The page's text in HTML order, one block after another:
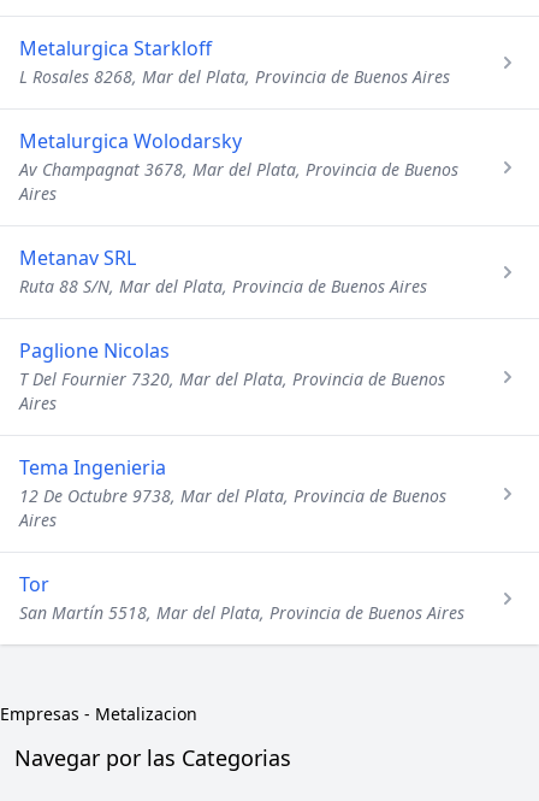
Metalurgica Starkloff
L Rosales 8268, Mar del Plata, Provincia de Buenos Aires
Metalurgica Wolodarsky
Av Champagnat 3678, Mar del Plata, Provincia de Buenos
Aires
Metanav SRL
Ruta 88 S/N, Mar del Plata, Provincia de Buenos Aires
Paglione Nicolas
T Del Fournier 7320, Mar del Plata, Provincia de Buenos
Aires
Tema Ingenieria
12 De Octubre 9738, Mar del Plata, Provincia de Buenos
Aires
Tor
San Martín 5518, Mar del Plata, Provincia de Buenos Aires
Empresas - Metalizacion
Navegar por las Categorias